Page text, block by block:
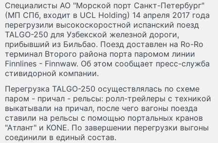
Специалисты АО "Морской порт Санкт-Петербург"
(МП СПб, входит в UCL Holding) 14 апреля 2017 года
перегрузили высокоскоростной испанский поезд
TALGO-250 для Узбекской железной дороги,
прибывший из Бильбао. Поезд доставлен на Ro-Ro
терминал Второго района порта паромом линии
Finnlines - Finnwaw. Об этом сообщает пресс-служба
стивидорной компании.
Перегрузка TALGO-250 осуществлялась по схеме
паром - причал - рельсы: ролл-трейлеры с техникой
выкатывали на причал, после чего вагоны поезда
ставили на рельсы с помощью портальных кранов
"Атлант" и КОNЕ. По завершении перегрузки выгоны
соединили в единый состав.